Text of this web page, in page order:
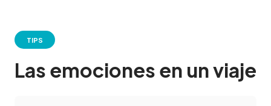
TIPS
Las emociones en un viaje